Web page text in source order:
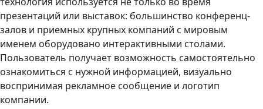
презентаций или выставок: большинство конференц-
залов и приемных крупных компаний с мировым
именем оборудовано интерактивными столами.
Пользователь получает возможность самостоятельно
ознакомиться с нужной информацией, визуально
воспринимая рекламное сообщение и логотип
компании.